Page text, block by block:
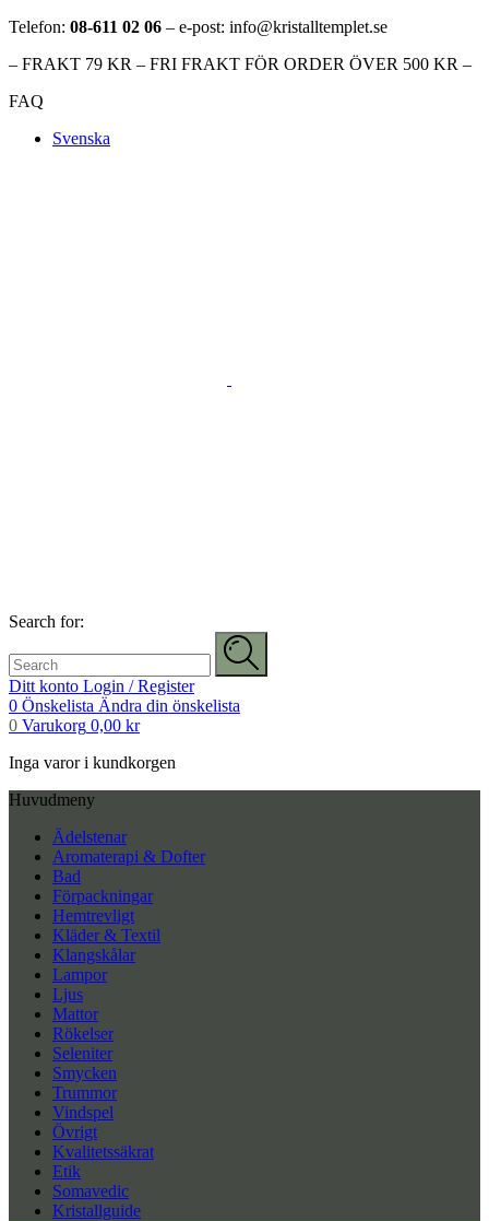
Telefon: 08-611 02 06 – e-post: info@kristalltemplet.se
– FRAKT 79 KR – FRI FRAKT FÖR ORDER ÖVER 500 KR –
FAQ
Svenska
Search for:
Ditt konto Login / Register
0 Önskelista Ändra din önskelista
0 Varukorg 0,00 kr
Inga varor i kundkorgen
Huvudmeny
Ädelstenar
Aromaterapi & Dofter
Bad
Förpackningar
Hemtrevligt
Kläder & Textil
Klangskålar
Lampor
Ljus
Mattor
Rökelser
Seleniter
Smycken
Trummor
Vindspel
Övrigt
Kvalitetssäkrat
Etik
Somavedic
Kristallguide